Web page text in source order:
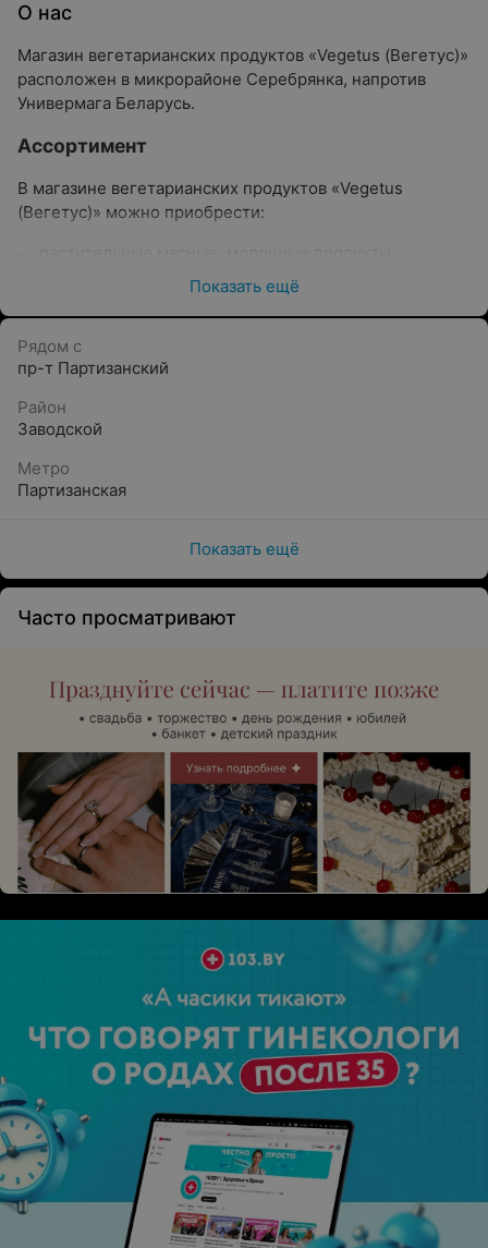
О нас
Магазин вегетарианских продуктов «Vegetus (Вегетус)»
расположен в микрорайоне Серебрянка, напротив
Универмага Беларусь.
Ассортимент
В магазине вегетарианских продуктов «Vegetus
(Вегетус)» можно приобрести:
безглютеновую и низкобелковую продукцию
азиатскую продукцию
чай, кофе, напитки
косметика
товары для дома
Показать ещё
Рядом с
пр-т Партизанский
Район
Заводской
Метро
Партизанская
Показать ещё
Часто просматривают